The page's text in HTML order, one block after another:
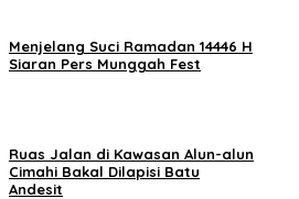
Menjelang Suci Ramadan 14446 H
Siaran Pers Munggah Fest
Ruas Jalan di Kawasan Alun-alun
Cimahi Bakal Dilapisi Batu
Andesit